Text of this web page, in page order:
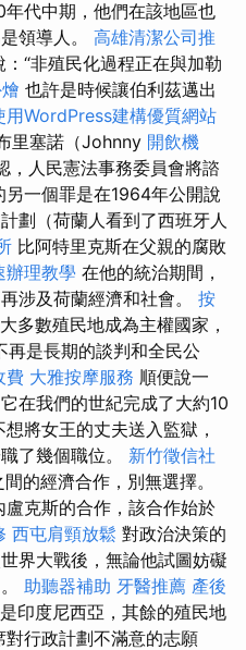
代中期，他們在該地區也
領導人。 高雄清潔公司推
“非殖民化過程正在與加勒
也許是時候讓伯利茲邁出
用WordPress建構優質網站
里塞諾（Johnny 開飲機
，人民憲法事務委員會將諮
一個罪是在1964年公開說
劃（荷蘭人看到了西班牙人
比阿特里克斯在父親的腐敗
辦理教學 在他的統治期間，
涉及荷蘭經濟和社會。 按
大多數殖民地成為主權國家，
是長期的談判和全民公
費 大雅按摩服務 順便說一
在我們的世紀完成了大約10
將女王的丈夫送入監獄，
了幾個職位。 新竹徵信社
的經濟合作，別無選擇。
盧克斯的合作，該合作始於
西屯肩頸放鬆 對政治決策的
界大戰後，無論他試圖妨礙
助聽器補助 牙醫推薦 產後
印度尼西亞，其餘的殖民地
行政計劃不滿意的志願